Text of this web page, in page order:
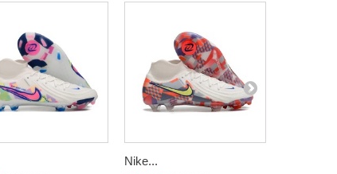
Nike...